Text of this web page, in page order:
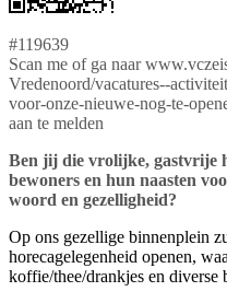
#119639
Scan me of ga naar
Vredenoord/vacatures--
voor-onze-nieuwe-nog-te-
aan te melden
Ben jij die vrolijke, gastvrije
bewoners en hun naasten
woord en gezelligheid?
Op ons gezellige binnenplein
horecagelegenheid openen,
koffie/thee/drankjes en diverse